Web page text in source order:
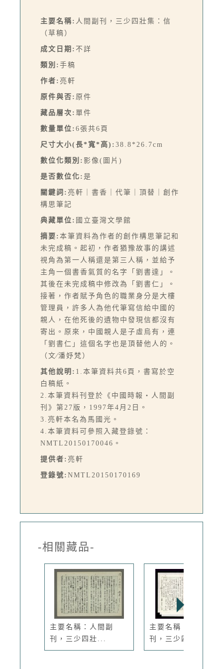
主要名稱: 人間副刊，三少四壯集：信
（草稿）
成文日期: 不詳
類別: 手稿
作者: 亮軒
原件與否: 原件
藏品層次: 單件
數量單位: 6張共6頁
尺寸大小(長*寬*高): 38.8*26.7cm
數位化類別: 影像(圖片)
是否數位化: 是
關鍵詞: 亮軒｜書香｜代筆｜頂替｜創作
構思筆記
典藏單位: 國立臺灣文學館
摘要: 本筆資料為作者的創作構思筆記和
未完成稿。起初，作者猶豫故事的講述
視角為第一人稱還是第三人稱，並給予
主角一個書香氣質的名字「劉書達」。
其後在未完成稿中修改為「劉書仁」。
接著，作者賦予角色的職業身分是大樓
管理員，許多人為他代筆寫信給中國的
親人，在他死後的遺物中發現信都沒有
寄出。原來，中國親人是子虛烏有，連
「劉書仁」這個名字也是頂替他人的。
（文∕潘妤梵）
其他說明: 1.本筆資料共6頁，書寫於空
白稿紙。
2.本筆資料刊登於《中國時報‧人間副
刊》第27版，1997年4月2日。
3.亮軒本名為馬國光。
4.本筆資料可參照入藏登錄號：
NMTL20150170046。
提供者: 亮軒
登錄號: NMTL20150170169
-相關藏品-
主要名稱：人間副
刊，三少四壯...
主要名稱：人間副
刊，三少四壯...